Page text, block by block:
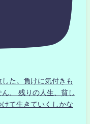
た。負けに気付きも
、 残りの人生、貧し
て生きていくしかな